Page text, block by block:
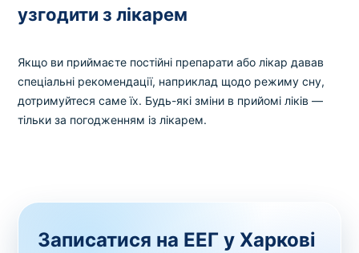
узгодити з лікарем
Якщо ви приймаєте постійні препарати або лікар давав
спеціальні рекомендації, наприклад щодо режиму сну,
дотримуйтеся саме їх. Будь-які зміни в прийомі ліків —
тільки за погодженням із лікарем.
Записатися на ЕЕГ у Харкові